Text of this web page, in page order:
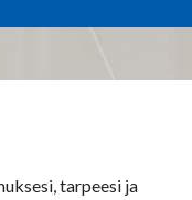
tarpeesi ja